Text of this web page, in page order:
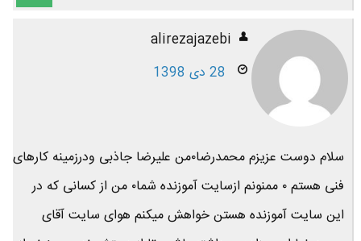
alirezajazebi
28 دی 1398
سلام دوست عزیزم محمدرضا۰من علیرضا جاذبی ودرزمینه کارهای
فنی هستم ۰ ممنونم ازسایت آموزنده شما۰ من از کسانی که در
این سایت آموزنده هستن خواهش میکنم هوای سایت آقای